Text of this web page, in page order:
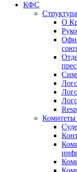
КФС
О
Комитеты